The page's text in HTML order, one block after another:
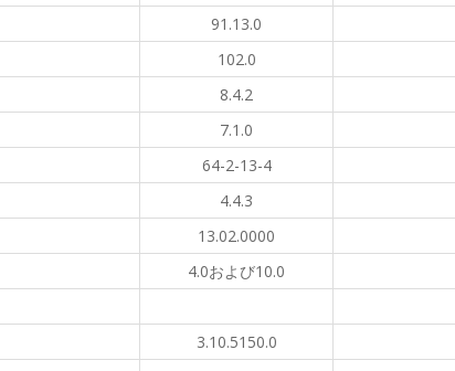
91.13.0
102.0
8.4.2
7.1.0
64-2-13-4
4.4.3
13.02.0000
4.0および10.0
3.10.5150.0